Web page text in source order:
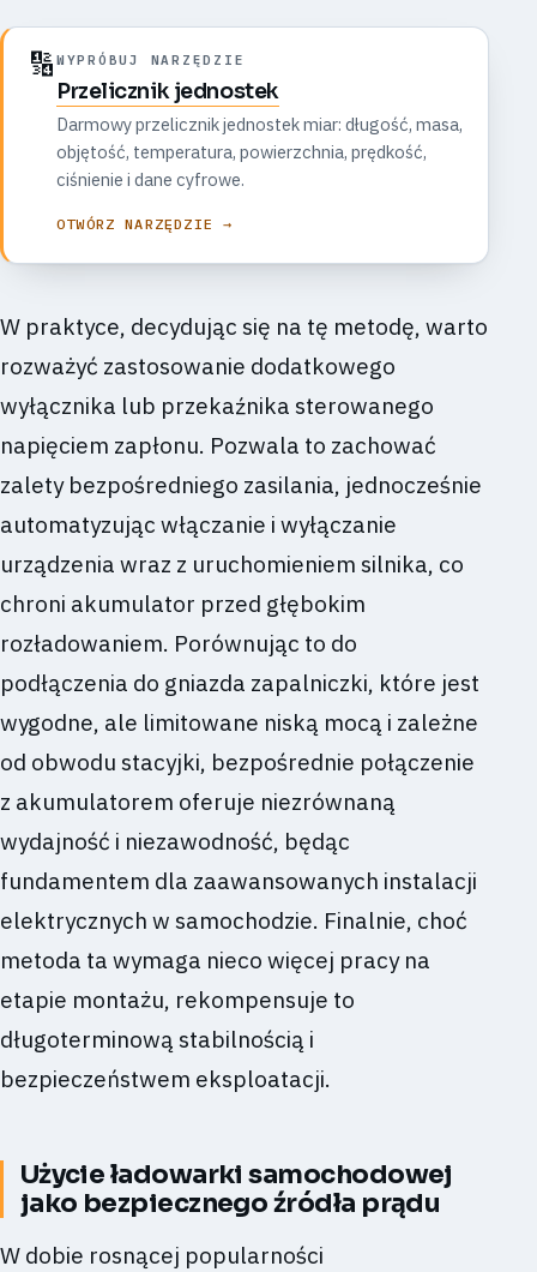
🔢 WYPRÓBUJ NARZĘDZIE
Przelicznik jednostek
Darmowy przelicznik jednostek miar: długość, masa,
objętość, temperatura, powierzchnia, prędkość,
ciśnienie i dane cyfrowe.
OTWÓRZ NARZĘDZIE →
W praktyce, decydując się na tę metodę, warto
rozważyć zastosowanie dodatkowego
wyłącznika lub przekaźnika sterowanego
napięciem zapłonu. Pozwala to zachować
zalety bezpośredniego zasilania, jednocześnie
automatyzując włączanie i wyłączanie
urządzenia wraz z uruchomieniem silnika, co
chroni akumulator przed głębokim
rozładowaniem. Porównując to do
podłączenia do gniazda zapalniczki, które jest
wygodne, ale limitowane niską mocą i zależne
od obwodu stacyjki, bezpośrednie połączenie
z akumulatorem oferuje niezrównaną
wydajność i niezawodność, będąc
fundamentem dla zaawansowanych instalacji
elektrycznych w samochodzie. Finalnie, choć
metoda ta wymaga nieco więcej pracy na
etapie montażu, rekompensuje to
długoterminową stabilnością i
bezpieczeństwem eksploatacji.
Użycie ładowarki samochodowej
jako bezpiecznego źródła prądu
W dobie rosnącej popularności